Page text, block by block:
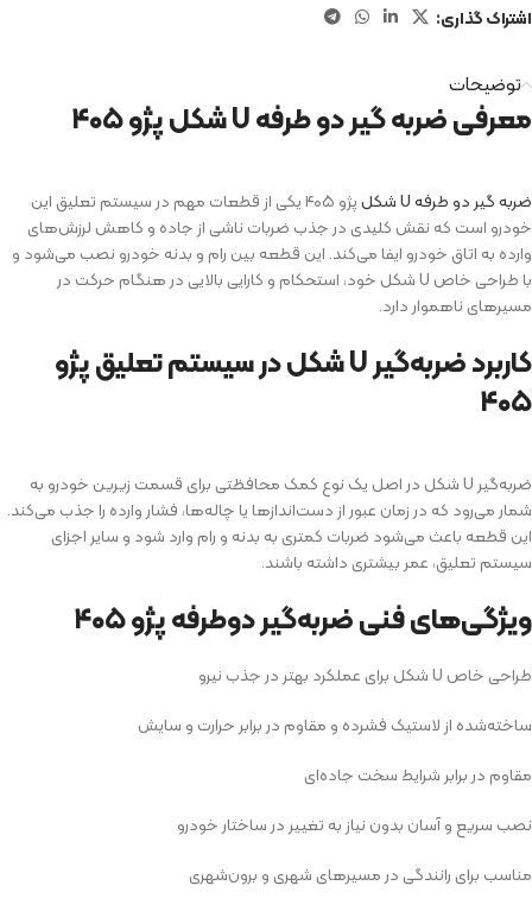
اشتراک گذاری:
توضیحات
معرفی ضربه گیر دو طرفه U شکل پژو ۴۰۵
ضربه گیر دو طرفه U شکل
پژو ۴۰۵ یکی از قطعات مهم در سیستم تعلیق این
خودرو است که نقش کلیدی در جذب ضربات ناشی از جاده و کاهش لرزش‌های
وارده به اتاق خودرو ایفا می‌کند. این قطعه بین رام و بدنه خودرو نصب می‌شود و
با طراحی خاص U شکل خود، استحکام و کارایی بالایی در هنگام حرکت در
مسیرهای ناهموار دارد.
کاربرد ضربه‌گیر U شکل در سیستم تعلیق پژو
۴۰۵
ضربه‌گیر U شکل در اصل یک نوع کمک محافظتی برای قسمت زیرین خودرو به
شمار می‌رود که در زمان عبور از دست‌اندازها یا چاله‌ها، فشار وارده را جذب می‌کند.
این قطعه باعث می‌شود ضربات کمتری به بدنه و رام وارد شود و سایر اجزای
سیستم تعلیق، عمر بیشتری داشته باشند.
ویژگی‌های فنی ضربه‌گیر دوطرفه پژو ۴۰۵
طراحی خاص U شکل برای عملکرد بهتر در جذب نیرو
ساخته‌شده از لاستیک فشرده و مقاوم در برابر حرارت و سایش
مقاوم در برابر شرایط سخت جاده‌ای
نصب سریع و آسان بدون نیاز به تغییر در ساختار خودرو
مناسب برای رانندگی در مسیرهای شهری و برون‌شهری